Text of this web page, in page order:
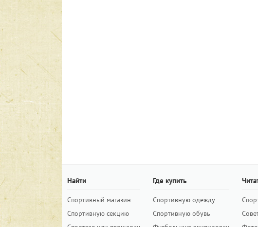
Найти
Спортивный магазин
Спортивную секцию
Где купить
Спортивную одежду
Спортивную обувь